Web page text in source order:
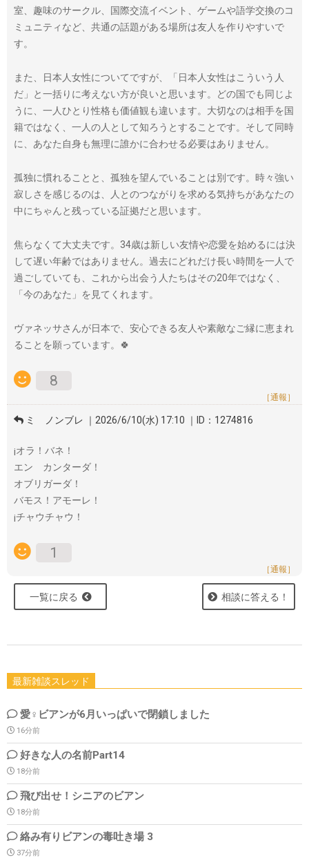
室、趣味のサークル、国際交流イベント、ゲームや語学交換のコ
ミュニティなど、共通の話題がある場所は友人を作りやすいで
す。
また、日本人女性についてですが、「日本人女性はこういう人
だ」と一括りに考えない方が良いと思います。どの国でも同じよ
うに、一人ひとり性格も価値観も違います。大切なのは相手を国
籍ではなく、一人の人として知ろうとすることです。そして同時
に、あなた自身も無理に誰かに合わせる必要はありません。
孤独に慣れることと、孤独を望んでいることは別です。時々強い
寂しさを感じるのは、人とのつながりを求める気持ちがあなたの
中にちゃんと残っている証拠だと思います。
焦らなくて大丈夫です。34歳は新しい友情や恋愛を始めるには決
して遅い年齢ではありません。過去にどれだけ長い時間を一人で
過ごしていても、これから出会う人たちはその20年ではなく、
「今のあなた」を見てくれます。
ヴァネッサさんが日本で、安心できる友人や素敵なご縁に恵まれ
ることを願っています。🍀
8
［通報］
ミ ノンブレ ｜2026/6/10(水) 17:10 ｜ID：1274816
¡オラ！バネ！
エン カンターダ！
オブリガーダ！
バモス！アモーレ！
¡チャウチャウ！
1
［通報］
一覧に戻る 相談に答える！
最新雑談スレッド
愛♀ビアンが6月いっぱいで閉鎖しました
16分前
好きな人の名前Part14
18分前
飛び出せ！シニアのビアン
18分前
絡み有りビアンの毒吐き場 3
37分前